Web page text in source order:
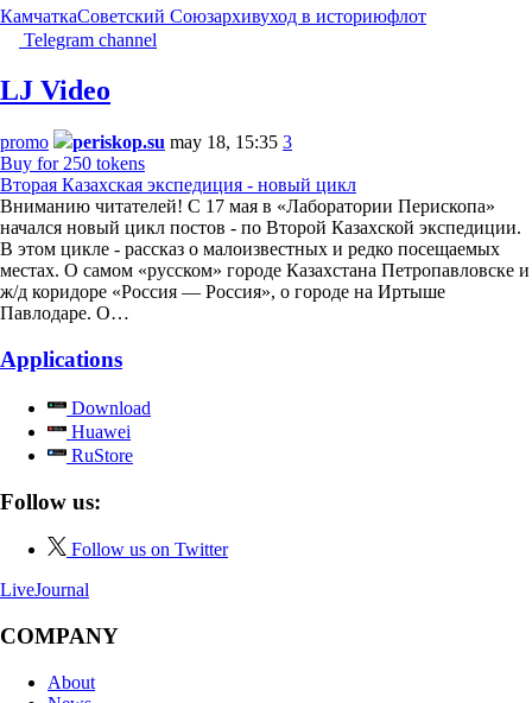
КамчаткаСоветский Союзархивуход в историюфлот
Telegram channel
LJ Video
promo periskop.su may 18, 15:35 3
Buy for 250 tokens
Вторая Казахская экспедиция - новый цикл
Вниманию читателей! С 17 мая в «Лаборатории Перископа»
начался новый цикл постов - по Второй Казахской экспедиции.
В этом цикле - рассказ о малоизвестных и редко посещаемых
местах. О самом «русском» городе Казахстана Петропавловске и
ж/д коридоре «Россия — Россия», о городе на Иртыше
Павлодаре. О…
Applications
Download
Huawei
RuStore
Follow us:
Follow us on Twitter
LiveJournal
COMPANY
About